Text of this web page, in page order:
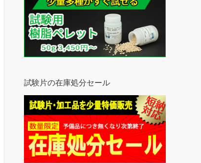
試験片の在庫処分セール